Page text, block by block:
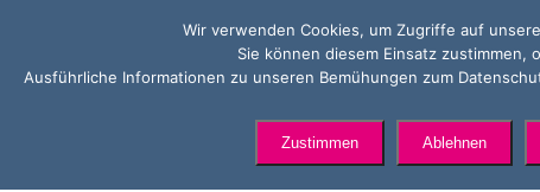
Inneneinrichtung
Wir verwenden Cookies, um Zugriffe auf
Sie können diesem Einsatz zustimmen,
Ausführliche Informationen zu unseren Bemühungen zum
Zustimmen Ablehnen